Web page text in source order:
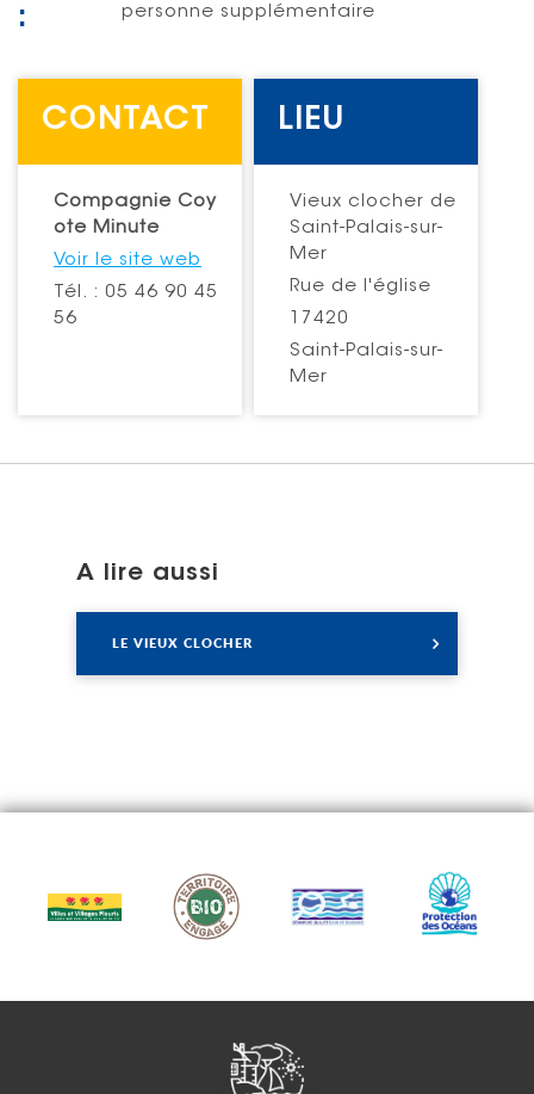
:
personne supplémentaire
CONTACT
Compagnie Coy
ote Minute
Voir le site web
Tél. : 05 46 90 45
56
LIEU
Vieux clocher de
Saint-Palais-sur-
Mer
Rue de l'église
17420
Saint-Palais-sur-
Mer
A lire aussi
LE VIEUX CLOCHER